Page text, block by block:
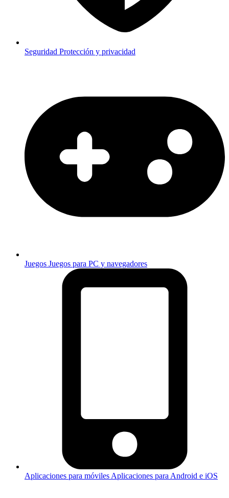
Seguridad Protección y privacidad
Juegos Juegos para PC y navegadores
Aplicaciones para móviles Aplicaciones para Android e iOS